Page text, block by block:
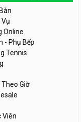
Online
- Phụ Bếp
Tennis
Theo Giờ
Viên